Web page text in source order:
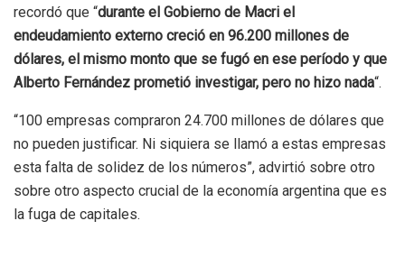
recordó que “durante el Gobierno de Macri el
endeudamiento externo creció en 96.200 millones de
dólares, el mismo monto que se fugó en ese período y que
Alberto Fernández prometió investigar, pero no hizo nada“.
“100 empresas compraron 24.700 millones de dólares que
no pueden justificar. Ni siquiera se llamó a estas empresas
esta falta de solidez de los números”, advirtió sobre otro
sobre otro aspecto crucial de la economía argentina que es
la fuga de capitales.